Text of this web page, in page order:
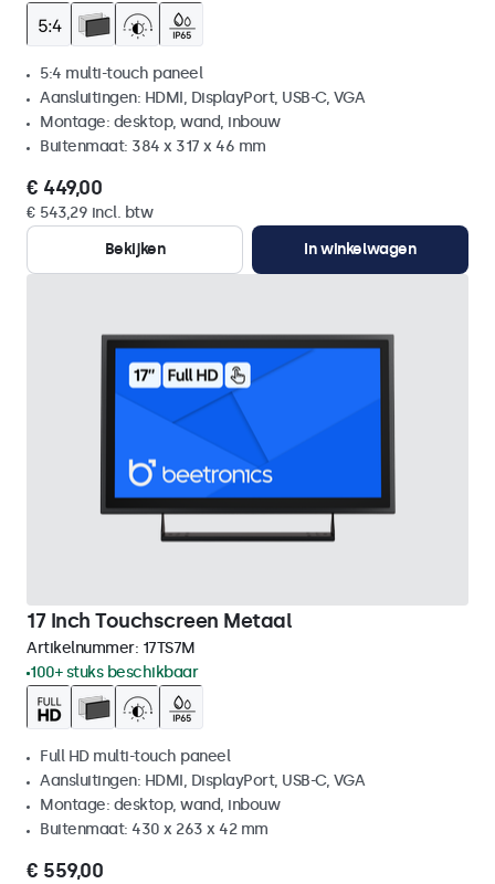
5:4 multi-touch paneel
Aansluitingen: HDMI, DisplayPort, USB-C, VGA
Montage: desktop, wand, inbouw
Buitenmaat: 384 x 317 x 46 mm
€ 449,00
€ 543,29 incl. btw
Bekijken
In winkelwagen
17 Inch Touchscreen Metaal
Artikelnummer: 17TS7M
100+ stuks beschikbaar
Full HD multi-touch paneel
Aansluitingen: HDMI, DisplayPort, USB-C, VGA
Montage: desktop, wand, inbouw
Buitenmaat: 430 x 263 x 42 mm
€ 559,00